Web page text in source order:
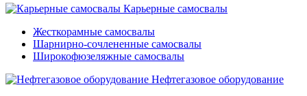
Карьерные самосвалы
Жесткорамные самосвалы
Шарнирно-сочлененные самосвалы
Широкофюзеляжные самосвалы
Нефтегазовое оборудование